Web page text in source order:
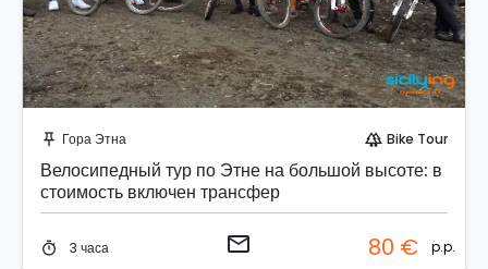
push_pin Гора Этна forest Bike Tour
Велосипедный тур по Этне на большой высоте: в
стоимость включен трансфер
timer 3 часа email 80 € p.p.